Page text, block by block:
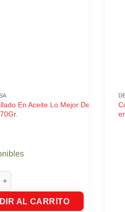
En Aceite Lo Mejor Del
En Aceite Lo Mejor Del Mar X
AL CARRITO